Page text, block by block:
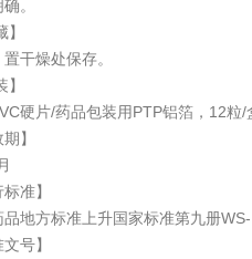
。
】
干燥处保存。
】
硬片/药品包装用PTP铝箔，12粒/
】
标准】
品地方标准上升国家标准第九册WS-
文号】